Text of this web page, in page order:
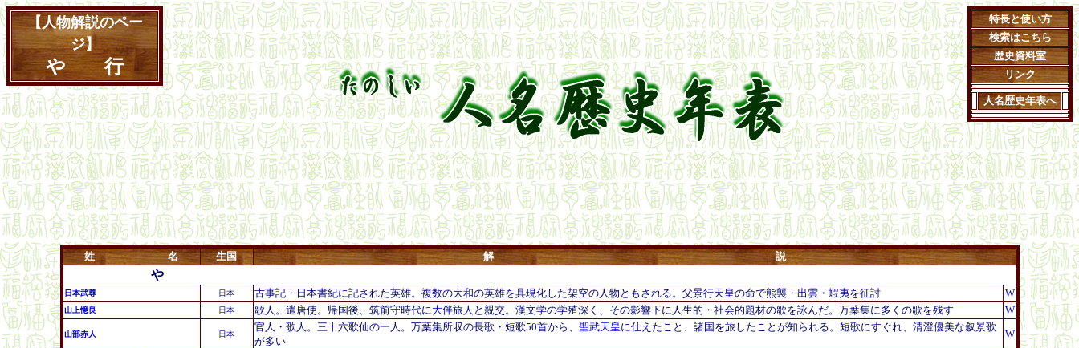
【人物解説のペー
ジ】
や 行
特長と使い方
検索はこちら
歴史資料室
リンク
人名歴史年表へ
姓 名 生国 解 説
や
日本武尊 日本 古事記・日本書紀に記された英雄。複数の大和の英雄を具現化した架空の人物ともされる。父景行天皇の命で熊襲・出雲・蝦夷を征討 W
山上憶良 日本 歌人。遣唐使。帰国後、筑前守時代に大伴旅人 と親交。漢文学の学殖深く、その影響下に人生的・社会的題材の歌を詠んだ。万葉集に多くの歌を残す W
山部赤人 日本
官人・歌人。三十六歌仙の一人。万葉集所収の長歌・短歌50首から、 聖武天皇に仕えたこと、諸国を旅したことが知られる。短歌にすぐれ、清澄優美な叙景歌
が多い
W